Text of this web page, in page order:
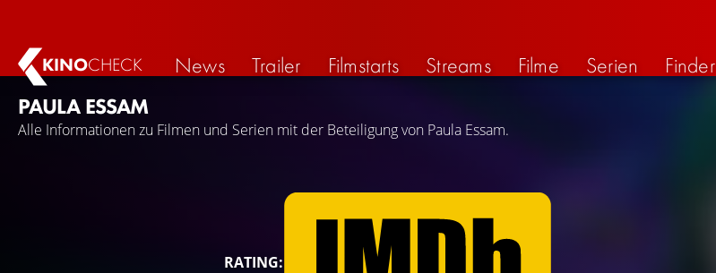
KINOCHECK News Trailer Filmstarts Streams Filme Serien
Finder
PAULA ESSAM
Alle Informationen zu Filmen und Serien mit der Beteiligung von Paula Essam.
RATING: